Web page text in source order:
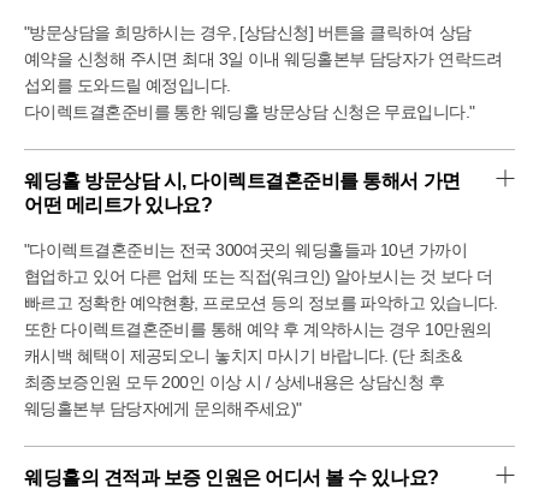
"방문상담을 희망하시는 경우, [상담신청] 버튼을 클릭하여 상담
예약을 신청해 주시면 최대 3일 이내 웨딩홀본부 담당자가 연락드려
섭외를 도와드릴 예정입니다.
다이렉트결혼준비를 통한 웨딩홀 방문상담 신청은 무료입니다."
웨딩홀 방문상담 시, 다이렉트결혼준비를 통해서 가면
어떤 메리트가 있나요?
"다이렉트결혼준비는 전국 300여곳의 웨딩홀들과 10년 가까이
협업하고 있어 다른 업체 또는 직접(워크인) 알아보시는 것 보다 더
빠르고 정확한 예약현황, 프로모션 등의 정보를 파악하고 있습니다.
또한 다이렉트결혼준비를 통해 예약 후 계약하시는 경우 10만원의
캐시백 혜택이 제공되오니 놓치지 마시기 바랍니다. (단 최초&
최종보증인원 모두 200인 이상 시 / 상세내용은 상담신청 후
웨딩홀본부 담당자에게 문의해주세요)"
웨딩홀의 견적과 보증 인원은 어디서 볼 수 있나요?